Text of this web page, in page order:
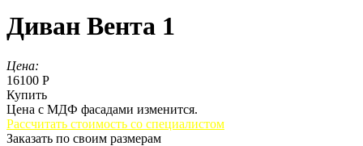
Диван Вента 1
Цена:
16100 Р
Купить
Цена с МДФ фасадами изменится.
Рассчитать стоимость со специалистом
Заказать по своим размерам